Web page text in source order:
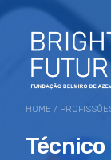
HOME /